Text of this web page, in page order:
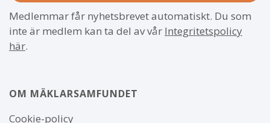
Medlemmar får nyhetsbrevet automatiskt. Du som
inte är medlem kan ta del av vår Integritetspolicy
här.
OM MÄKLARSAMFUNDET
Om
Cookie-policy